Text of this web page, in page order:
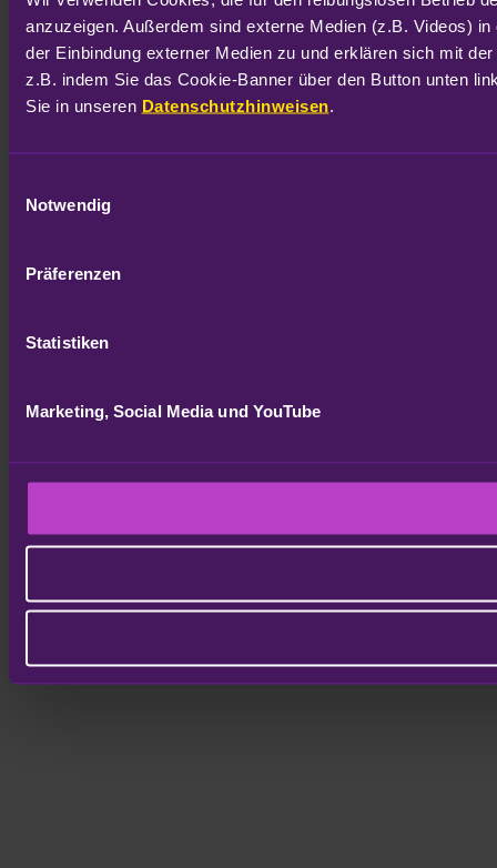
anzuzeigen. Außerdem sind externe Medien (z.B. Videos)
der Einbindung externer Medien zu und erklären sich mit
z.B. indem Sie das Cookie-Banner über den Button unten
Sie in unseren Datenschutzhinweisen.
Notwendig
Präferenzen
Statistiken
Marketing, Social Media und YouTube